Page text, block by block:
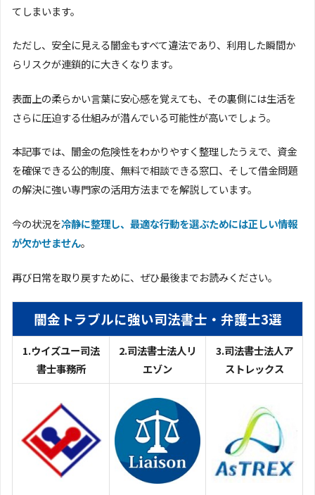
てしまいます。
ただし、安全に見える闇金もすべて違法であり、利用した瞬間か
らリスクが連鎖的に大きくなります。
表面上の柔らかい言葉に安心感を覚えても、その裏側には生活を
さらに圧迫する仕組みが潜んでいる可能性が高いでしょう。
本記事では、闇金の危険性をわかりやすく整理したうえで、資金
を確保できる公的制度、無料で相談できる窓口、そして借金問題
の解決に強い専門家の活用方法までを解説しています。
今の状況を冷静に整理し、最適な行動を選ぶためには正しい情報
が欠かせません。
再び日常を取り戻すために、ぜひ最後までお読みください。
闇金トラブルに強い司法書士・弁護士3選
1.ウイズユー司法
書士事務所
2.司法書士法人リ
エゾン
3.司法書士法人ア
ストレックス